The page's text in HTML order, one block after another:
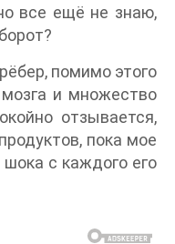
все ещё не знаю,
помимо этого
и множество
отзывается,
пока мое
с каждого его